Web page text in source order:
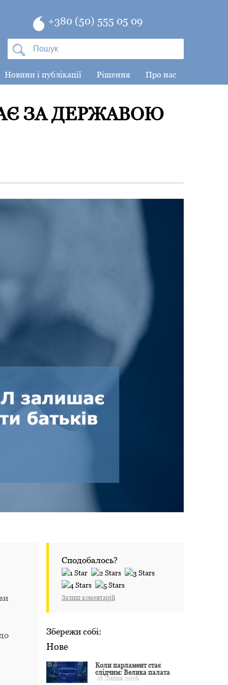
+380 (50) 555 05 09
Новини і публікації Рішення Про нас
ЗА ДЕРЖАВОЮ
Сподобалось?
Залиш коментарій
Збережи собі:
Нове
Коли парламент стає
слідчим: Велика палата
ЄСПЛ окреслила межі
18 Липня 2026